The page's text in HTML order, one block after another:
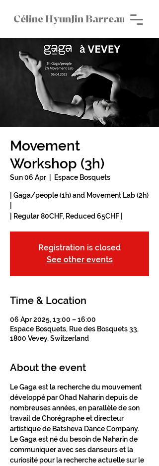
Céline HyunJin Barreau
Movement
Workshop (3h)
Sun 06 Apr Espace Bosquets
| Gaga/people (1h) and Movement Lab (2h)
| Regular 80CHF, Reduced 65CHF |
Registration is closed
See other events
Time & Location
06 Apr 2025, 13:00 – 16:00
Espace Bosquets, Rue des Bosquets 33,
1800 Vevey, Switzerland
About the event
Le Gaga est la recherche du mouvement
développé par Ohad Naharin depuis de
nombreuses années, en parallèle de son
travail de Chorégraphe et directeur
artistique de Batsheva Dance Company.
Le Gaga est né du besoin de Naharin de
communiquer avec ses danseurs et la
curiosité pour la recherche actuelle sur le